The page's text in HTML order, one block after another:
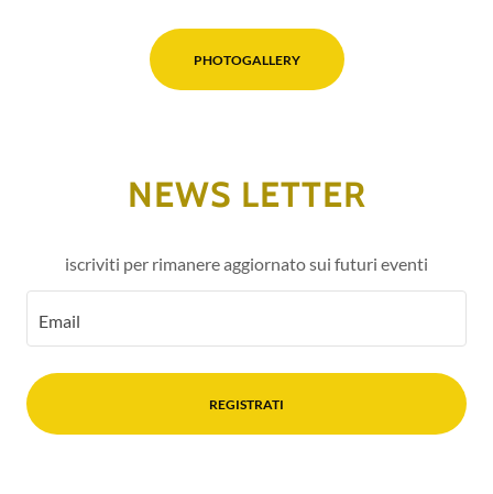
PHOTOGALLERY
NEWS LETTER
iscriviti per rimanere aggiornato sui futuri eventi
Email
REGISTRATI